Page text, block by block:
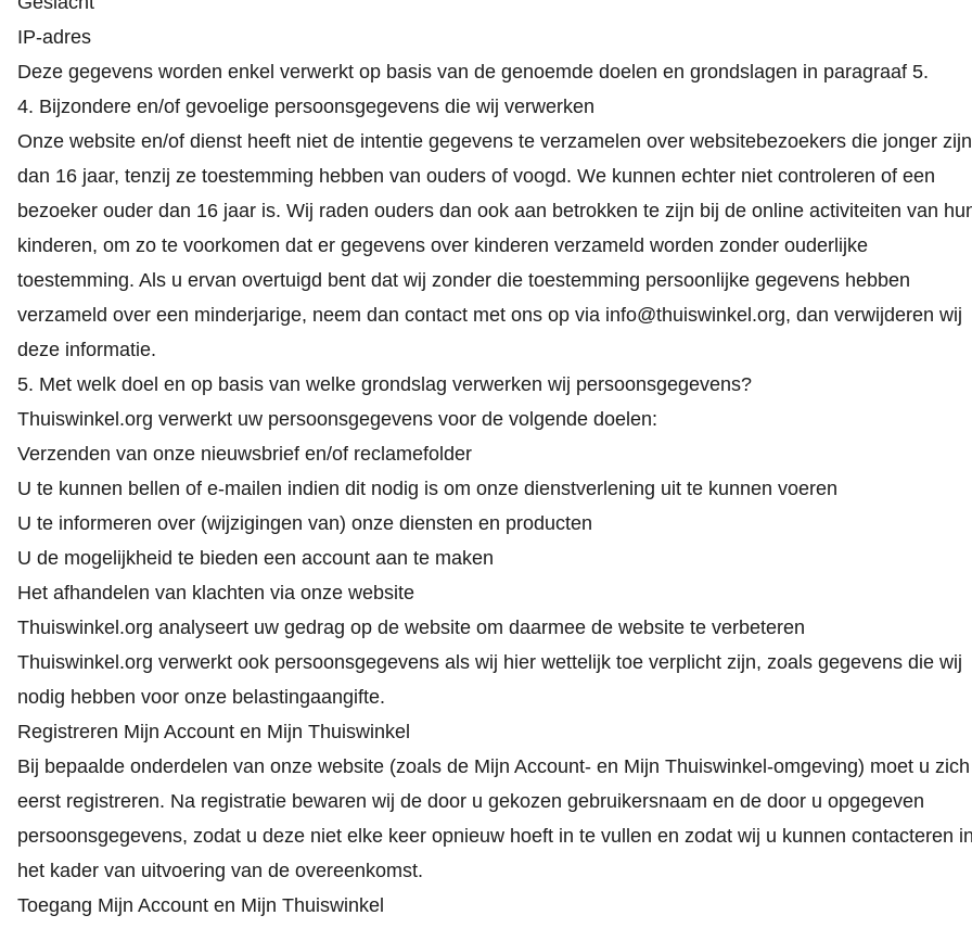
IP-adres
Deze gegevens worden enkel verwerkt op basis van de genoemde doelen en grondslagen in paragraaf 5.
4. Bijzondere en/of gevoelige persoonsgegevens die wij verwerken
Onze website en/of dienst heeft niet de intentie gegevens te verzamelen over websitebezoekers die jonger zijn
dan 16 jaar, tenzij ze toestemming hebben van ouders of voogd. We kunnen echter niet controleren of een
bezoeker ouder dan 16 jaar is. Wij raden ouders dan ook aan betrokken te zijn bij de online activiteiten van
kinderen, om zo te voorkomen dat er gegevens over kinderen verzameld worden zonder ouderlijke
toestemming. Als u ervan overtuigd bent dat wij zonder die toestemming persoonlijke gegevens hebben
verzameld over een minderjarige, neem dan contact met ons op via info@thuiswinkel.org, dan verwijderen wij
deze informatie.
5. Met welk doel en op basis van welke grondslag verwerken wij persoonsgegevens?
Thuiswinkel.org verwerkt uw persoonsgegevens voor de volgende doelen:
Verzenden van onze nieuwsbrief en/of reclamefolder
U te kunnen bellen of e-mailen indien dit nodig is om onze dienstverlening uit te kunnen voeren
U te informeren over (wijzigingen van) onze diensten en producten
U de mogelijkheid te bieden een account aan te maken
Het afhandelen van klachten via onze website
Thuiswinkel.org analyseert uw gedrag op de website om daarmee de website te verbeteren
Thuiswinkel.org verwerkt ook persoonsgegevens als wij hier wettelijk toe verplicht zijn, zoals gegevens die wij
nodig hebben voor onze belastingaangifte.
Registreren Mijn Account en Mijn Thuiswinkel
Bij bepaalde onderdelen van onze website (zoals de Mijn Account- en Mijn Thuiswinkel-omgeving) moet u zich
eerst registreren. Na registratie bewaren wij de door u gekozen gebruikersnaam en de door u opgegeven
persoonsgegevens, zodat u deze niet elke keer opnieuw hoeft in te vullen en zodat wij u kunnen contacteren in
het kader van uitvoering van de overeenkomst.
Toegang Mijn Account en Mijn Thuiswinkel